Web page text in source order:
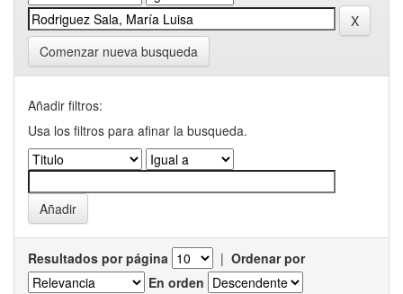
Comenzar nueva busqueda
Añadir filtros:
Usa los filtros para afinar la busqueda.
Resultados por página | Ordenar por
En orden